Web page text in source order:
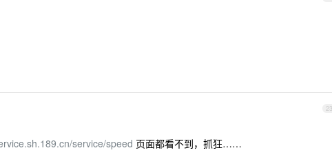
23
service/speed 页面都看不到，抓狂……